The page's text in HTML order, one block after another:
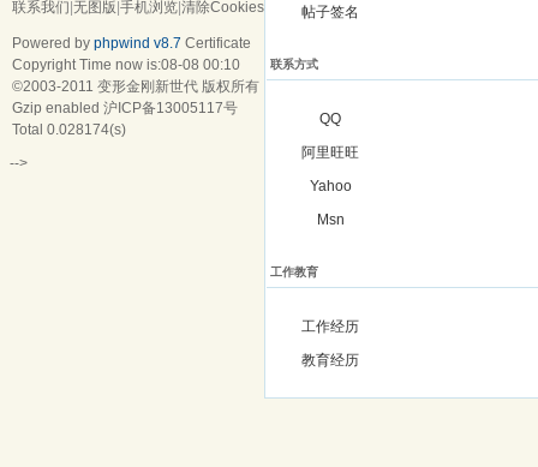
帖子签名
联系方式
QQ
阿里旺旺
Yahoo
Msn
工作教育
工作经历
教育经历
联系我们 无图版 手机浏览 清除Cookies
Powered by phpwind v8.7 Certificate
Copyright Time now is:08-08 00:10
©2003-2011 变形金刚新世代 版权所有
Gzip enabled 沪ICP备13005117号
Total 0.028174(s)
-->